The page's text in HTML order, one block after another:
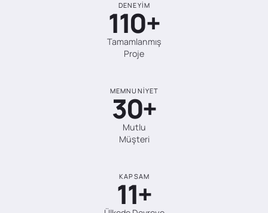
DENEYIM
110+
Tamamlanmış
Proje
MEMNUNIYET
30+
Mutlu
Müşteri
KAPSAM
11+